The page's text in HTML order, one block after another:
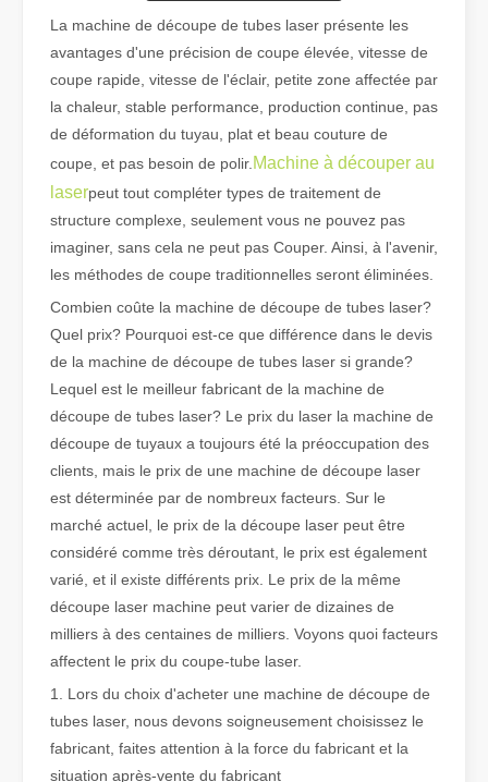
Guide 2026 : Comment les machines de découpe de tubes au
Qu'est-ce que la découpe laser de tubes ?
Comment choisir votre partenaire de travail : machine de découpe laser
La découpe laser du métal est une méthode de précision
La machine de découpe de tubes laser présente les
avantages d'une précision de coupe élevée, vitesse de
coupe rapide, vitesse de l'éclair, petite zone affectée par
la chaleur, stable performance, production continue, pas
de déformation du tuyau, plat et beau couture de
coupe, et pas besoin de polir. Machine à découper au
laserpeut tout compléter types de traitement de
structure complexe, seulement vous ne pouvez pas
imaginer, sans cela ne peut pas Couper. Ainsi, à l'avenir,
les méthodes de coupe traditionnelles seront éliminées.
Combien coûte la machine de découpe de tubes laser?
Quel prix? Pourquoi est-ce que différence dans le devis
de la machine de découpe de tubes laser si grande?
Lequel est le meilleur fabricant de la machine de
découpe de tubes laser? Le prix du laser la machine de
découpe de tuyaux a toujours été la préoccupation des
clients, mais le prix de une machine de découpe laser
est déterminée par de nombreux facteurs. Sur le
marché actuel, le prix de la découpe laser peut être
considéré comme très déroutant, le prix est également
varié, et il existe différents prix. Le prix de la même
découpe laser machine peut varier de dizaines de
milliers à des centaines de milliers. Voyons quoi facteurs
affectent le prix du coupe-tube laser.
1. Lors du choix d'acheter une machine de découpe de
tubes laser, nous devons soigneusement choisissez le
fabricant, faites attention à la force du fabricant et la
situation après-vente du fabricant